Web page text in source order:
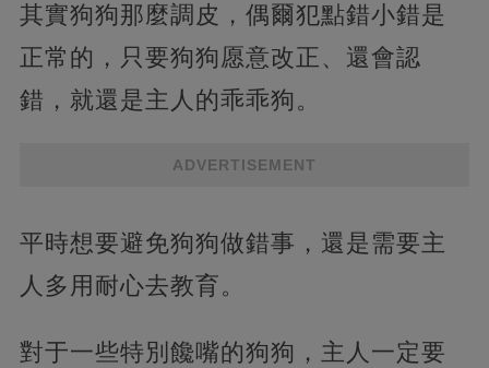
其實狗狗那麼調皮，偶爾犯點錯小錯是
正常的，只要狗狗愿意改正、還會認
錯，就還是主人的乖乖狗。
ADVERTISEMENT
平時想要避免狗狗做錯事，還是需要主
人多用耐心去教育。
對于一些特別饞嘴的狗狗，主人一定要